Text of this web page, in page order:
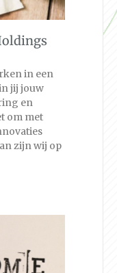
in een
jij jouw
en
om met
zijn wij op